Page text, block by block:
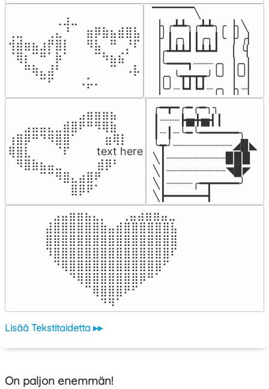
⠀⠀⠀⠀⠀⠀⢀⣰⣀⠀⠀⠀⠀⠀⠀⠀⠀
⢀⣀⠀⠀⠀⢀⣄⠘⠀⠀⣶⡿⣷⣦⣾⣿⣧
⢺⣾⣶⣦⣰⡟⣿⡇⠀⠀⠻⣧⠀⠛⠀⡘⠏
⠈⢿⡆⠉⠛⠁⡷⠁⠀⠀⠀⠉⠳⣦⣮⠁⠀
⠀⠀⠛⢷⣄⣼⠃⠀⠀⠀⠀⠀⠀⠉⠀⠠⡧
⠀⠀⠀⠀⠉⠋⠀⠀⠀⠠⡥⠄⠀⠀⠀⠀⠀
▔▔▔▔▔╲
▕╮╭┻┻╮╭┻┻╮╭▕╮╲
▕╯┃╭╮┃┃╭╮┃╰▕╯╭▏
▕╭┻┻┻┛┗┻┻┛  ▕  ╰▏
▕╰━━━┓┈┈┈╭╮▕╭╮▏
▕╭╮╰┳┳┳┳╯╰╯▕╰╯▏
▕╰╯┈┗┛┗┛┈╭╮▕╮┈▏
⠀⠀⠀⠀⠀⠀⠀⠀⠀⣠⣶⣶⣶⣦⠀⠀
⠀⠀⣠⣤⣤⣄⣀⣾⣿⠟⠛⠻⢿⣷⠀
⢰⣿⡿⠛⠙⠻⣿⣿⠁⠀⠀ ⠀⣶⢿⡇
⢿⣿⣇⠀⠀⠀⠈⠏⠀⠀⠀ text here
⠀⠻⣿⣷⣦⣤⣀⠀⠀⠀ ⠀⣾⡿⠃⠀
⠀⠀⠀⠀⠉⠉⠻⣿⣄⣴⣿⠟⠀⠀⠀
⠀⠀⠀⠀⠀⠀⠀⠀⣿⡿⠟⠁⠀⠀⠀
╭━┳━╭━╭━╮╮
┃┈┈┈┣▅╋▅┫┃
┃┈┃┈╰━╰━━━━━━╮
╰┳╯┈┈┈┈┈┈┈┈┈◢▉◣
╲┃┈┈┈┈┈┈┈┈┈▉▉▉
╲┃┈┈┈┈┈┈┈┈┈◥▉◤
╲┃┈┈┈┈╭━┳━━━━╯
╲┣━━━━━━┫﻿
⠀⣠⣤⣶⣶⣦⣄⡀  ⠀⢀⣤⣴⣶⣶⣤⣀⠀
⣼⣿⣿⣿⣿⣿⣿⣷⣤⣾⣿⣿⣿⣿⣿⣿⣧
⣿⣿⣿⣿⣿⣿⣿⣿⣿⣿⣿⣿⣿⣿⣿⣿⣿
⠹⣿⣿⣿⣿⣿⣿⣿⣿⣿⣿⣿⣿⣿⣿⣿⠏
⠀⠙⢿⣿⣿⣿⣿⣿⣿⣿⣿⣿⣿⣿⣿⠋⠀
⠀⠀⠀⠙⢿⣿⣿⣿⣿⣿⣿⣿⡿⠛⠁⠀⠀
⠀⠀⠀⠀⠀⠉⢿⣿⣿⣿⠟⠋⠀⠀⠀⠀⠀
⠀⠀⠀⠀⠀⠀⠀⠙⠻⠁⠀⠀⠀⠀⠀⠀⠀⠀⠀⠀⠀⠀⠀
Lisää Tekstitaidetta ▸▸
On paljon enemmän!